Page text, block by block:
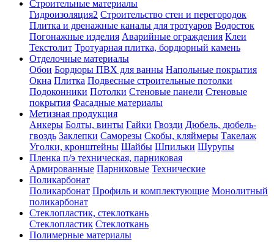
Строительные материалы
Гидроизоляция2 Строительство стен и перегородок
Плитка и дренажные каналы для тротуаров Водосток
Погонажные изделия Аварийные ограждения Клеи
Текстолит Тротуарная плитка, бордюрный камень
Отделочные материалы
Обои Бордюры ПВХ для ванны Напольные покрытия
Окна Плитка Подвесные строительные потолки
Подоконники Потолки Стеновые панели Стеновые
покрытия Фасадные материалы
Метизная продукция
Анкеры Болты, винты Гайки Гвозди Дюбель, дюбель-
гвоздь Заклепки Саморезы Скобы, кляймеры Такелаж
Уголки, кронштейны Шайбы Шпильки Шурупы
Пленка п/э техническая, парниковая
Армированные Парниковые Технические
Поликарбонат
Поликарбонат Профиль и комплектующие Монолитный
поликарбонат
Стеклопластик, стеклоткань
Стеклопластик Стеклоткань
Полимерные материалы